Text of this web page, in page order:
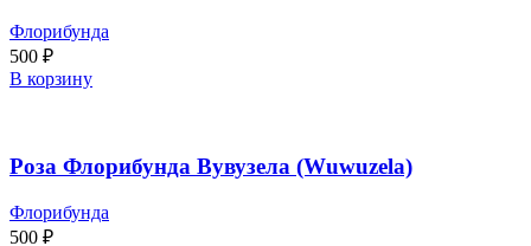
Флорибунда
500 ₽
В корзину
Роза Флорибунда Вувузела (Wuwuzela)
Флорибунда
500 ₽